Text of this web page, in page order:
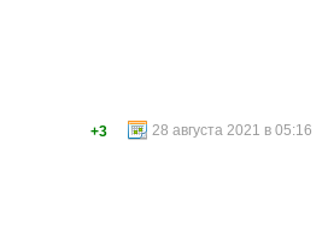
28 августа 2021 в 05:16
+3